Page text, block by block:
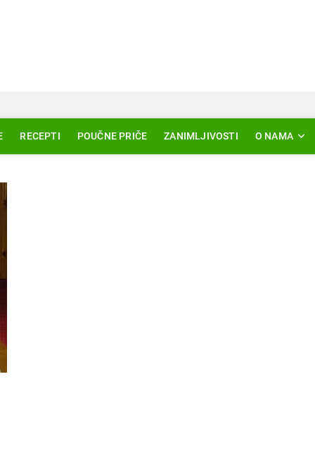
RECEPTI POUČNE PRIČE ZANIMLJIVOSTI O NAMA